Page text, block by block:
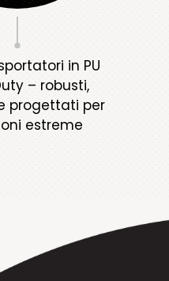
in PU
– robusti,
progettati per
estreme